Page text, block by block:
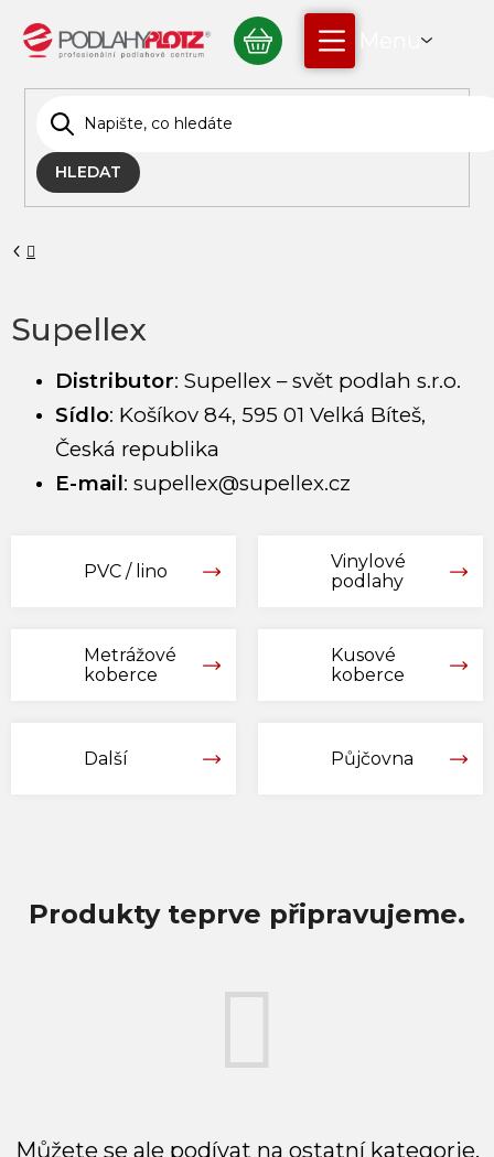
obsah
HLEDAT
NÁKUPNÍ
KOŠÍK
Supellex
Distributor: Supellex – svět podlah s.r.o.
Sídlo: Košíkov 84, 595 01 Velká Bíteš,
Česká republika
E-mail: supellex@supellex.cz
PVC / lino
Vinylové
podlahy
Metrážové
koberce
Kusové
koberce
Další Půjčovna
Produkty teprve připravujeme.
Můžete se ale podívat na ostatní kategorie.